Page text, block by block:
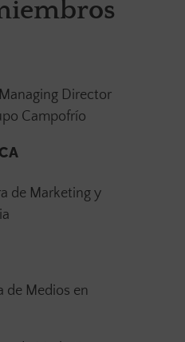
Director
Campofrío
de Marketing y
de Medios en